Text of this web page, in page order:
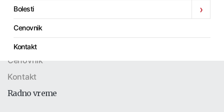
Bolesti ›
Cenovnik
Kontakt
Laboratorija
Pregledi
Bolesti
Cenovnik
Kontakt
Radno vreme